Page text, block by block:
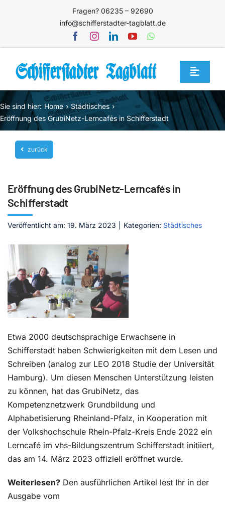
Fragen? 06235 – 92690
info@schifferstadter-tagblatt.de
Toggle
Home
Themen
Blog
Unternehmen
Mediathek
Jetzt abonnieren
Sie sind hier: Home
Städtisches
Eröffnung des GrubiNetz-Lerncafés in Schifferstadt
zurück
Eröffnung des GrubiNetz-Lerncafés in
Schifferstadt
Veröffentlicht am: 19. März 2023 Kategorien: Städtisches
Etwa 2000 deutschsprachige Erwachsene in
Schifferstadt haben Schwierigkeiten mit dem Lesen und
Schreiben (analog zur LEO 2018 Studie der Universität
Hamburg). Um diesen Menschen Unterstützung leisten
zu können, hat das GrubiNetz, das
Kompetenznetzwerk Grundbildung und
Alphabetisierung Rheinland-Pfalz, in Kooperation mit
der Volkshochschule Rhein-Pfalz-Kreis Ende 2022 ein
Lerncafé im vhs-Bildungszentrum Schifferstadt initiiert,
das am 14. März 2023 offiziell eröffnet wurde.
Weiterlesen? Den ausführlichen Artikel lest Ihr in der
Ausgabe vom